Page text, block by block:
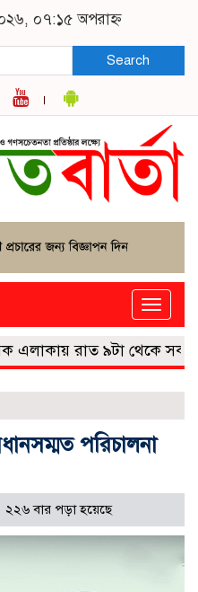
০৭:১৫ অপরাহ্ন
Search
Toggle
রাত ৯টা থেকে সকাল ৬টা
পরিচালনা
২২৬ বার পড়া হয়েছে